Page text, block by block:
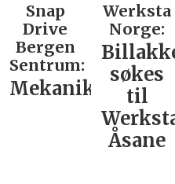
Snap
Drive
Bergen
Sentrum:
Mekaniker
Werksta
Norge:
søkes
til
Åsane